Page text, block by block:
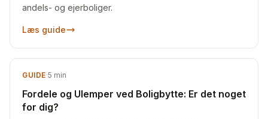
andels- og ejerboliger.
Læs guide
GUIDE·5 min
Fordele og Ulemper ved Boligbytte: Er det noget
for dig?